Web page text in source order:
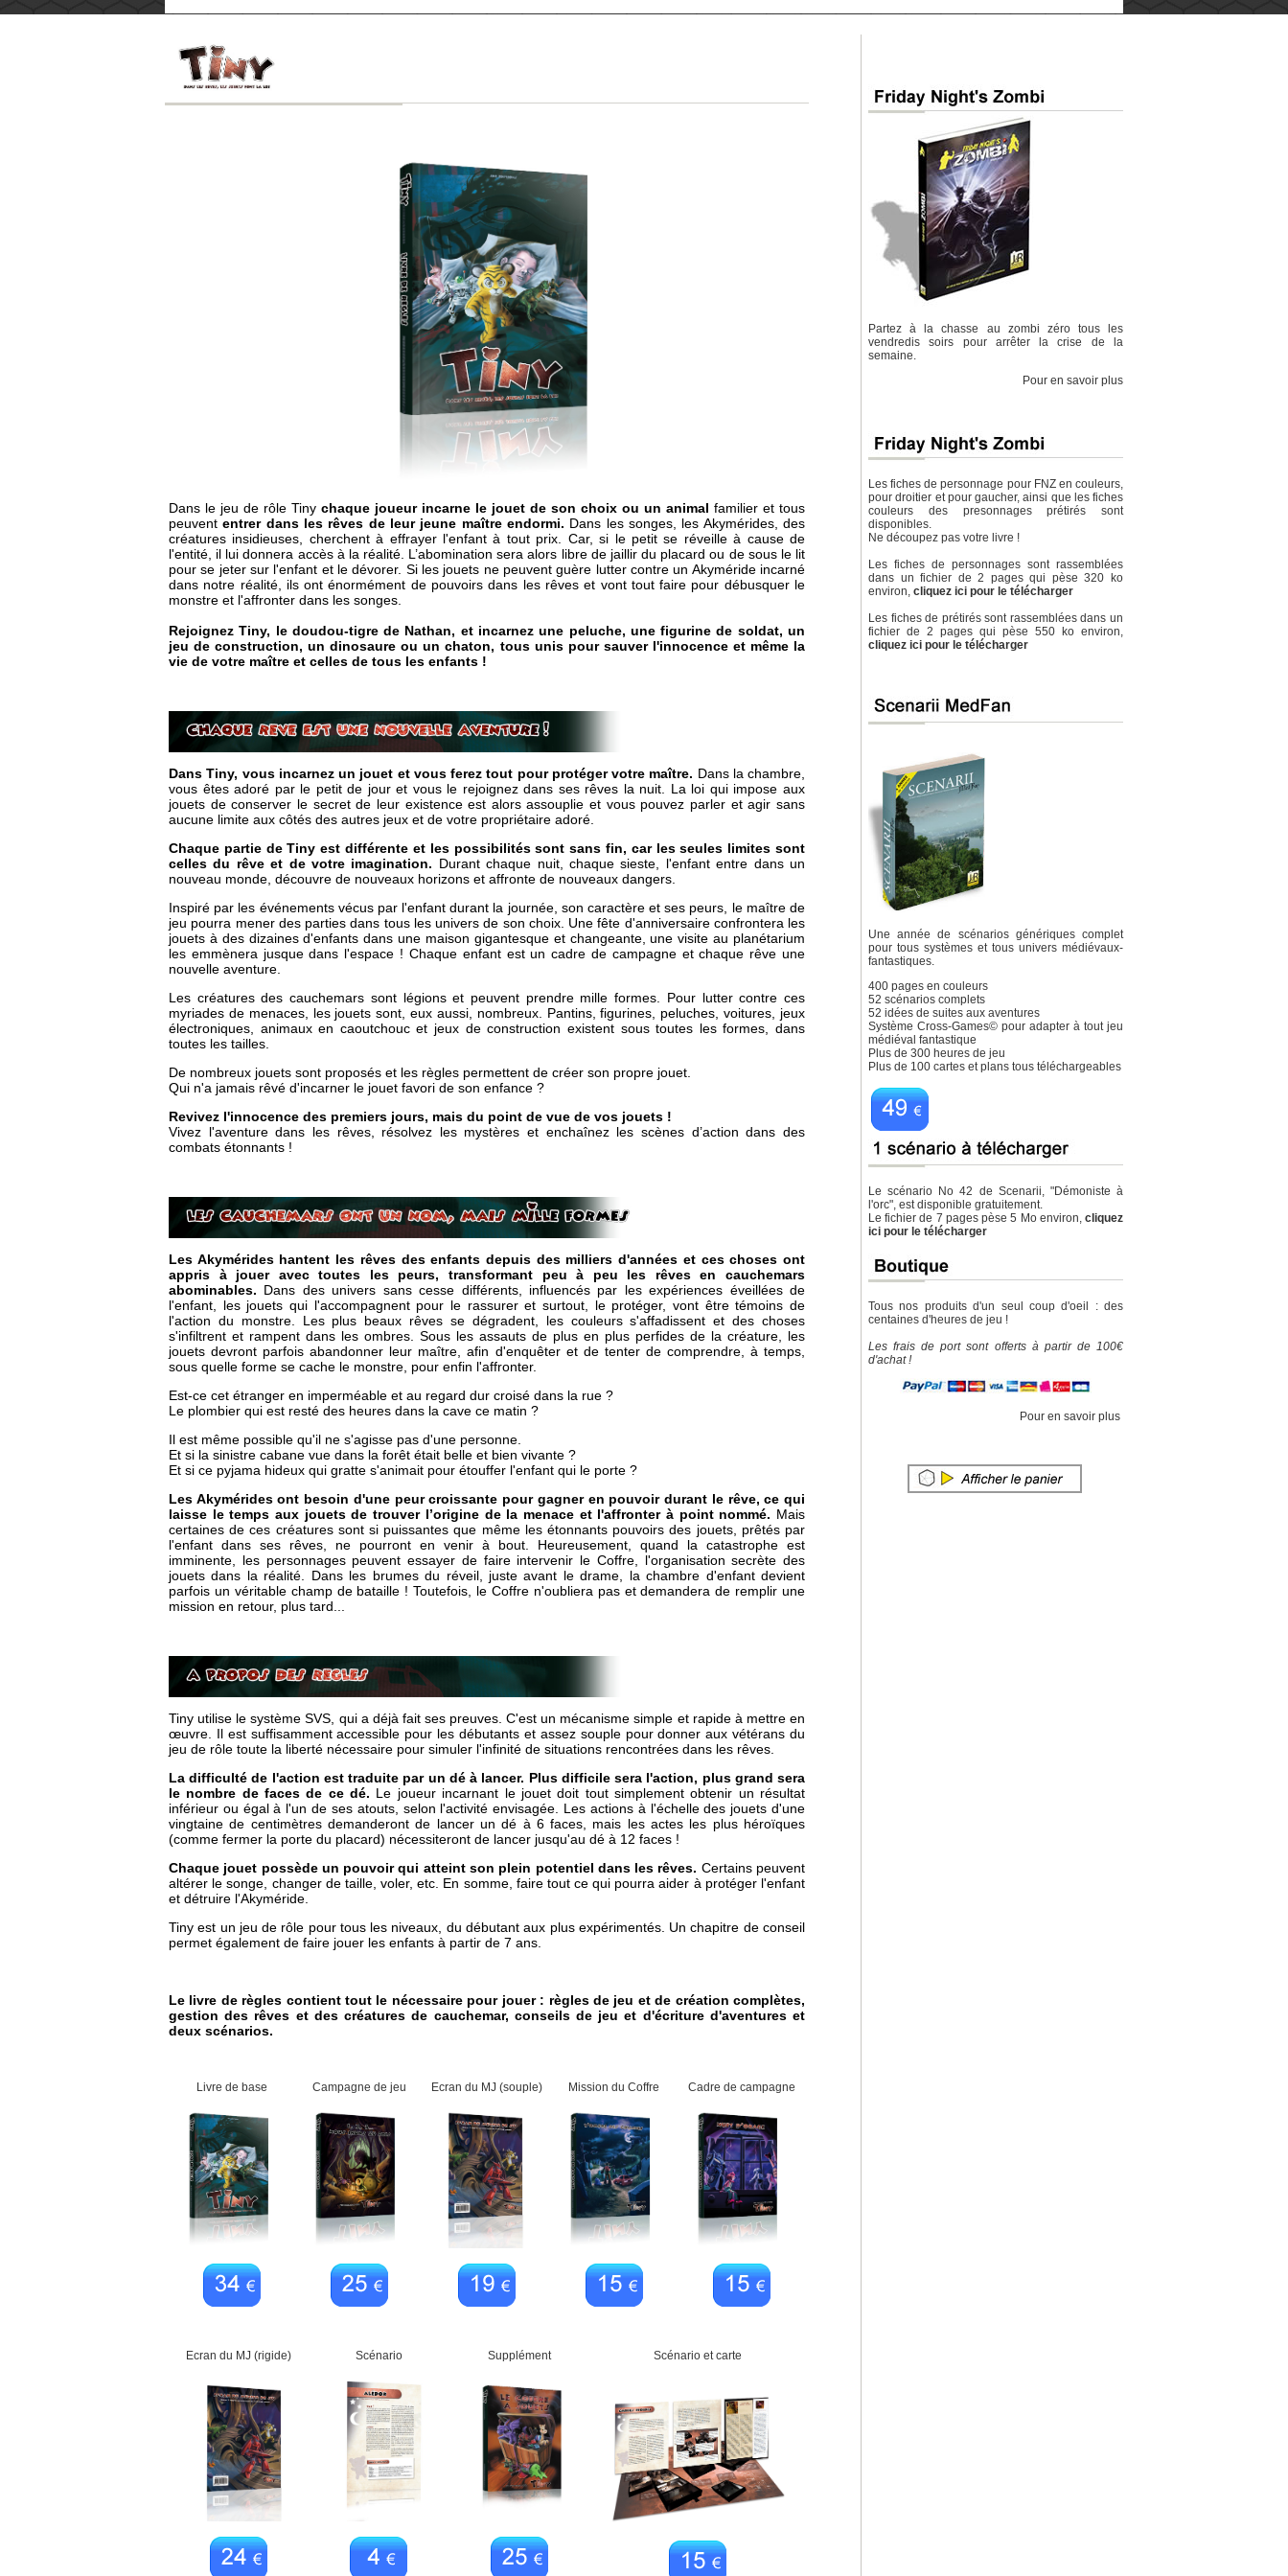
Dans le jeu de rôle Tiny chaque joueur incarne le jouet de son choix ou un animal familier et tous
peuvententrer dans les rêves de leur jeune maître endormi. Dans les songes, les Akymérides, des
créatures insidieuses, cherchent à effrayer l'enfant à tout prix. Car, si le petit se réveille à cause de
l'entité, il lui donnera accès à la réalité. L’abomination sera alors libre de jaillir du placard ou de sous le lit
pour se jeter sur l'enfant et le dévorer. Si les jouets ne peuvent guère lutter contre un Akyméride incarné
dans notre réalité, ils ont énormément de pouvoirs dans les rêves et vont tout faire pour débusquer le
monstre et l'affronter dans les songes.
Rejoignez Tiny, le doudou-tigre de Nathan, et incarnez une peluche, une figurine de soldat, un
jeu de construction, un dinosaure ou un chaton, tous unis pour sauver l'innocence et même la
vie de votre maître et celles de tous les enfants !
Dans Tiny, vous incarnez un jouet et vous ferez tout pour protéger votre maître. Dans la chambre,
vous êtes adoré par le petit de jour et vous le rejoignez dans ses rêves la nuit. La loi qui impose aux
jouets de conserver le secret de leur existence est alors assouplie et vous pouvez parler et agir sans
aucune limite aux côtés des autres jeux et de votre propriétaire adoré.
Chaque partie de Tiny est différente et les possibilités sont sans fin, car les seules limites sont
celles du rêve et de votre imagination. Durant chaque nuit, chaque sieste, l'enfant entre dans un
nouveau monde, découvre de nouveaux horizons et affronte de nouveaux dangers.
Inspiré par les événements vécus par l'enfant durant la journée, son caractère et ses peurs, le maître de
jeu pourra mener des parties dans tous les univers de son choix. Une fête d'anniversaire confrontera les
jouets à des dizaines d'enfants dans une maison gigantesque et changeante, une visite au planétarium
les emmènera jusque dans l'espace ! Chaque enfant est un cadre de campagne et chaque rêve une
nouvelle aventure.
Les créatures des cauchemars sont légions et peuvent prendre mille formes. Pour lutter contre ces
myriades de menaces, les jouets sont, eux aussi, nombreux. Pantins, figurines, peluches, voitures, jeux
électroniques, animaux en caoutchouc et jeux de construction existent sous toutes les formes, dans
toutes les tailles.
De nombreux jouets sont proposés et les règles permettent de créer son propre jouet.
Qui n'a jamais rêvé d'incarner le jouet favori de son enfance ?
Revivez l'innocence des premiers jours, mais du point de vue de vos jouets !
Vivez l'aventure dans les rêves, résolvez les mystères et enchaînez les scènes d’action dans des
combats étonnants !
Les Akymérides hantent les rêves des enfants depuis des milliers d'années et ces choses ont
appris à jouer avec toutes les peurs, transformant peu à peu les rêves en cauchemars
abominables. Dans des univers sans cesse différents, influencés par les expériences éveillées de
l'enfant, les jouets qui l'accompagnent pour le rassurer et surtout, le protéger, vont être témoins de
l'action du monstre. Les plus beaux rêves se dégradent, les couleurs s'affadissent et des choses
s'infiltrent et rampent dans les ombres. Sous les assauts de plus en plus perfides de la créature, les
jouets devront parfois abandonner leur maître, afin d'enquêter et de tenter de comprendre, à temps,
sous quelle forme se cache le monstre, pour enfin l'affronter.
Est-ce cet étranger en imperméable et au regard dur croisé dans la rue ?
Le plombier qui est resté des heures dans la cave ce matin ?
Il est même possible qu'il ne s'agisse pas d'une personne.
Et si la sinistre cabane vue dans la forêt était belle et bien vivante ?
Et si ce pyjama hideux qui gratte s'animait pour étouffer l'enfant qui le porte ?
Les Akymérides ont besoin d'une peur croissante pour gagner en pouvoir durant le rêve, ce qui
laisse le temps aux jouets de trouver l’origine de la menace et l'affronter à point nommé. Mais
certaines de ces créatures sont si puissantes que même les étonnants pouvoirs des jouets, prêtés par
l'enfant dans ses rêves, ne pourront en venir à bout. Heureusement, quand la catastrophe est
imminente, les personnages peuvent essayer de faire intervenir le Coffre, l'organisation secrète des
jouets dans la réalité. Dans les brumes du réveil, juste avant le drame, la chambre d'enfant devient
parfois un véritable champ de bataille ! Toutefois, le Coffre n'oubliera pas et demandera de remplir une
mission en retour, plus tard...
Tiny utilise le système SVS, qui a déjà fait ses preuves. C'est un mécanisme simple et rapide à mettre en
œuvre. Il est suffisamment accessible pour les débutants et assez souple pour donner aux vétérans du
jeu de rôle toute la liberté nécessaire pour simuler l'infinité de situations rencontrées dans les rêves.
La difficulté de l'action est traduite par un dé à lancer. Plus difficile sera l'action, plus grand sera
le nombre de faces de ce dé. Le joueur incarnant le jouet doit tout simplement obtenir un résultat
inférieur ou égal à l'un de ses atouts, selon l'activité envisagée. Les actions à l'échelle des jouets d'une
vingtaine de centimètres demanderont de lancer un dé à 6 faces, mais les actes les plus héroïques
(comme fermer la porte du placard) nécessiteront de lancer jusqu'au dé à 12 faces !
Chaque jouet possède un pouvoir qui atteint son plein potentiel dans les rêves. Certains peuvent
altérer le songe, changer de taille, voler, etc. En somme, faire tout ce qui pourra aider à protéger l'enfant
et détruire l'Akyméride.
Tiny est un jeu de rôle pour tous les niveaux, du débutant aux plus expérimentés. Un chapitre de conseil
permet également de faire jouer les enfants à partir de 7 ans.
Le livre de règles contient tout le nécessaire pour jouer : règles de jeu et de création complètes,
gestion des rêves et des créatures de cauchemar, conseils de jeu et d'écriture d'aventures et
deux scénarios.
Livre de base Campagne de jeu Ecran du MJ (souple) Mission du Coffre Cadre de campagne
Ecran du MJ (rigide) Scénario Supplément Scénario et carte
Partez à la chasse au zombi zéro tous les
vendredis soirs pour arrêter la crise de la
semaine.
Pour en savoir plus
Les fiches de personnage pour FNZ en couleurs,
pour droitier et pour gaucher, ainsi que les fiches
couleurs des presonnages prétirés sont
disponibles.
Ne découpez pas votre livre !
Les fiches de personnages sont rassemblées
dans un fichier de 2 pages qui pèse 320 ko
environ, cliquez ici pour le télécharger
Les fiches de prétirés sont rassemblées dans un
fichier de 2 pages qui pèse 550 ko environ,
cliquez ici pour le télécharger
Une année de scénarios génériques complet
pour tous systèmes et tous univers médiévaux-
fantastiques.
400 pages en couleurs
52 scénarios complets
52 idées de suites aux aventures
Système Cross-Games© pour adapter à tout jeu
médiéval fantastique
Plus de 300 heures de jeu
Plus de 100 cartes et plans tous téléchargeables
Le scénario No 42 de Scenarii, "Démoniste à
l'orc", est disponible gratuitement.
Le fichier de 7 pages pèse 5 Mo environ, cliquez
ici pour le télécharger
Tous nos produits d'un seul coup d'oeil : des
centaines d'heures de jeu !
Les frais de port sont offerts à partir de 100€
d'achat !
Pour en savoir plus